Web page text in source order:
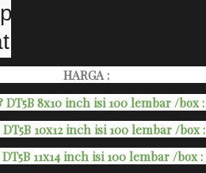
bahan kimia.
dan lebih nyaman
HARGA :
8x10 inch isi 100 lembar /box :
DT5B 10x12 inch isi 100 lembar /box :
DT5B 11x14 inch isi 100 lembar /box :